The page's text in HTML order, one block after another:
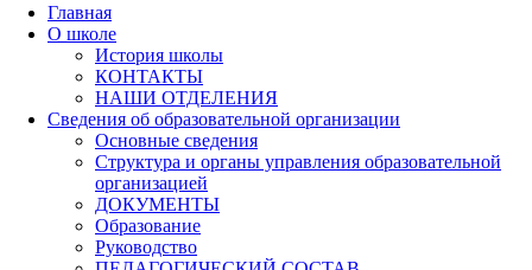
Главная
О школе
История школы
КОНТАКТЫ
НАШИ ОТДЕЛЕНИЯ
Сведения об образовательной организации
Основные сведения
Структура и органы управления образовательной
организацией
ДОКУМЕНТЫ
Образование
Руководство